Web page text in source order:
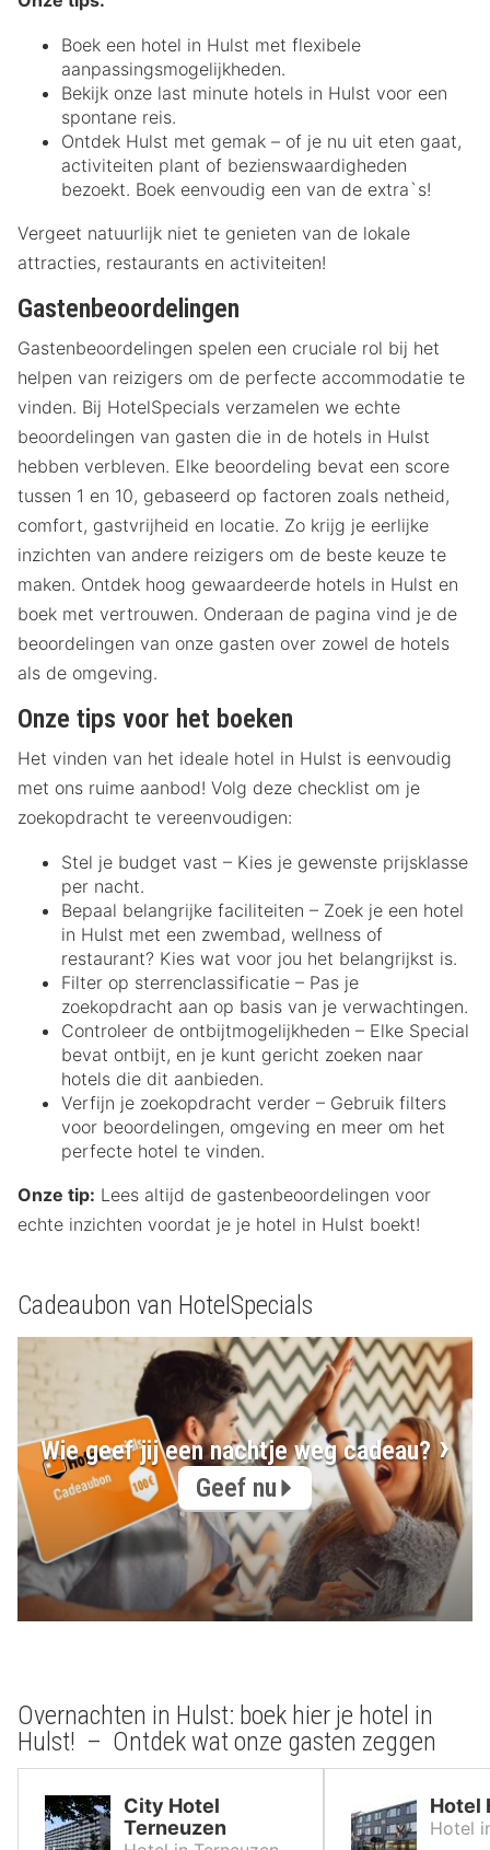
Boek een hotel in Hulst met flexibele
aanpassingsmogelijkheden.
Bekijk onze last minute hotels in Hulst voor een
spontane reis.
Ontdek Hulst met gemak – of je nu uit eten gaat,
activiteiten plant of bezienswaardigheden
bezoekt. Boek eenvoudig een van de extra`s!
Vergeet natuurlijk niet te genieten van de lokale
attracties, restaurants en activiteiten!
Gastenbeoordelingen
Gastenbeoordelingen spelen een cruciale rol bij het
helpen van reizigers om de perfecte accommodatie te
vinden. Bij HotelSpecials verzamelen we echte
beoordelingen van gasten die in de hotels in Hulst
hebben verbleven. Elke beoordeling bevat een score
tussen 1 en 10, gebaseerd op factoren zoals netheid,
comfort, gastvrijheid en locatie. Zo krijg je eerlijke
inzichten van andere reizigers om de beste keuze te
maken. Ontdek hoog gewaardeerde hotels in Hulst en
boek met vertrouwen. Onderaan de pagina vind je de
beoordelingen van onze gasten over zowel de hotels
als de omgeving.
Onze tips voor het boeken
Het vinden van het ideale hotel in Hulst is eenvoudig
met ons ruime aanbod! Volg deze checklist om je
zoekopdracht te vereenvoudigen:
Stel je budget vast – Kies je gewenste prijsklasse
per nacht.
Bepaal belangrijke faciliteiten – Zoek je een hotel
in Hulst met een zwembad, wellness of
restaurant? Kies wat voor jou het belangrijkst is.
Filter op sterrenclassificatie – Pas je
zoekopdracht aan op basis van je verwachtingen.
Controleer de ontbijtmogelijkheden – Elke Special
bevat ontbijt, en je kunt gericht zoeken naar
hotels die dit aanbieden.
Verfijn je zoekopdracht verder – Gebruik filters
voor beoordelingen, omgeving en meer om het
perfecte hotel te vinden.
Onze tip: Lees altijd de gastenbeoordelingen voor
echte inzichten voordat je je hotel in Hulst boekt!
Cadeaubon van HotelSpecials
Wie geef jij een nachtje weg cadeau?
Geef nu
Overnachten in Hulst: boek hier je hotel in
Hulst! – Ontdek wat onze gasten zeggen
City Hotel
Terneuzen
Hotel
Hotel